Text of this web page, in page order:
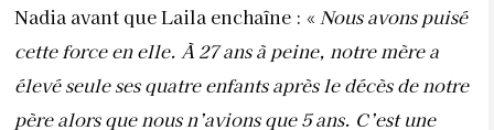
Nadia avant que Laila enchaîne : « Nous avons puisé
cette force en elle. À 27 ans à peine, notre mère a
élevé seule ses quatre enfants après le décès de notre
père alors que nous n’avions que 5 ans. C’est une